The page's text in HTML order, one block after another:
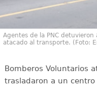
Agentes de la PNC
atacado al transporte. (Foto:
Bomberos Voluntarios
trasladaron a un centro